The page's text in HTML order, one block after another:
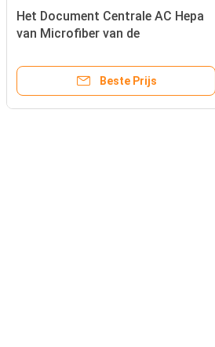
Het Document Centrale AC Hepa
van Microfiber van de
Astma
Beste Prijs